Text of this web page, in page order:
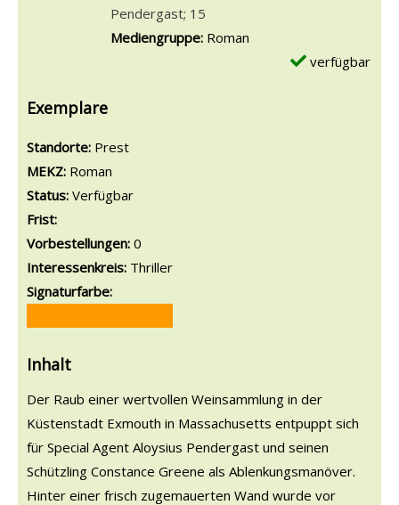
Pendergast; 15
Mediengruppe: Roman
verfügbar
Exemplare
Standorte: Prest
MEKZ: Roman
Status: Verfügbar
Frist:
Vorbestellungen: 0
Interessenkreis: Thriller
Signaturfarbe:
Inhalt
Der Raub einer wertvollen Weinsammlung in der
Küstenstadt Exmouth in Massachusetts entpuppt sich
für Special Agent Aloysius Pendergast und seinen
Schützling Constance Greene als Ablenkungsmanöver.
Hinter einer frisch zugemauerten Wand wurde vor